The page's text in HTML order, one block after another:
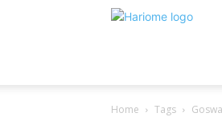
Hari
Home Tags